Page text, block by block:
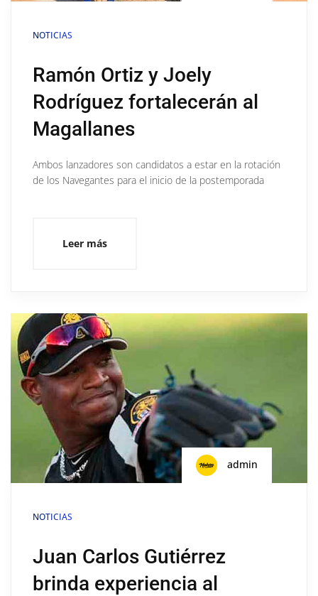
NOTICIAS
Ramón Ortiz y Joely
Rodríguez fortalecerán al
Magallanes
Ambos lanzadores son candidatos a estar en la rotación
de los Navegantes para el inicio de la postemporada
Leer más
admin
NOTICIAS
Juan Carlos Gutiérrez
brinda experiencia al